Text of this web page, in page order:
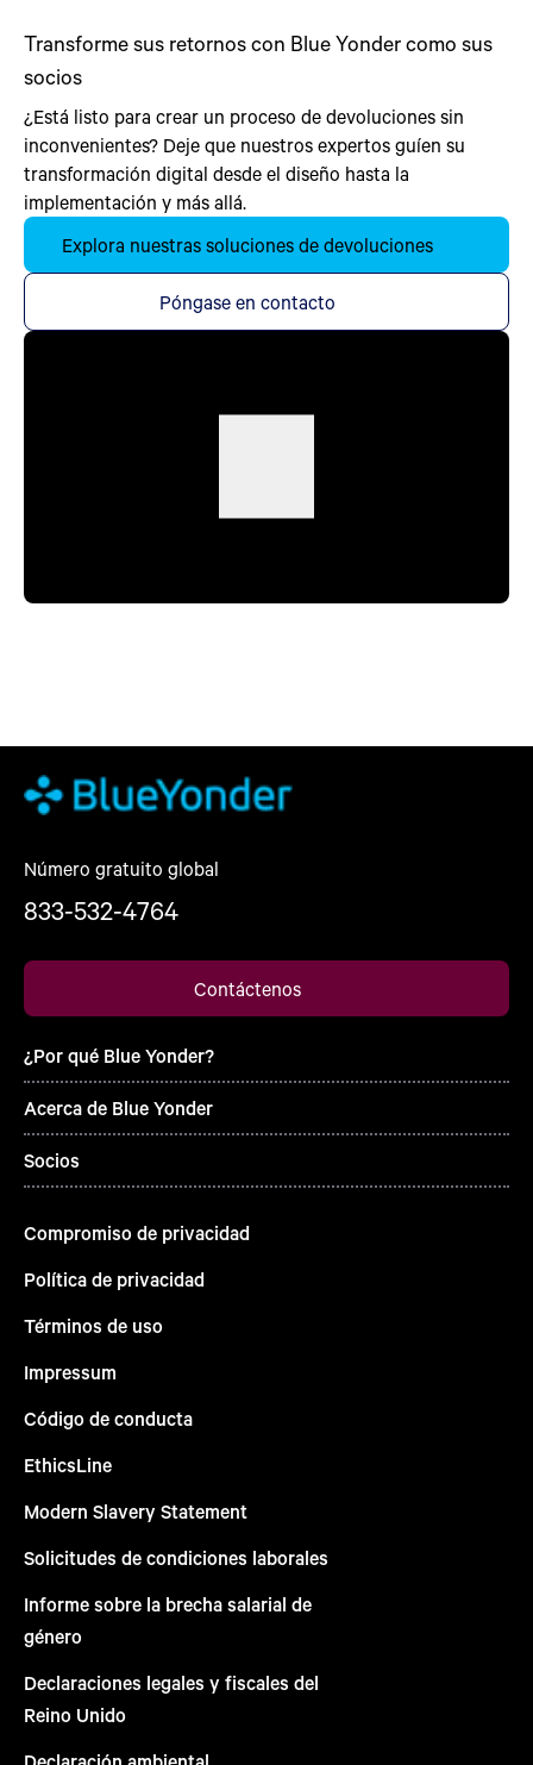
Transforme sus retornos con Blue Yonder como sus
socios
¿Está listo para crear un proceso de devoluciones sin
inconvenientes? Deje que nuestros expertos guíen su
transformación digital desde el diseño hasta la
implementación y más allá.
Explora nuestras soluciones de devoluciones
Póngase en contacto
Número gratuito global
833-532-4764
Contáctenos
¿Por qué Blue Yonder?
Acerca de Blue Yonder
Socios
Compromiso de privacidad
Política de privacidad
Términos de uso
Impressum
Código de conducta
EthicsLine
Modern Slavery Statement
Solicitudes de condiciones laborales
Informe sobre la brecha salarial de
género
Declaraciones legales y fiscales del
Reino Unido